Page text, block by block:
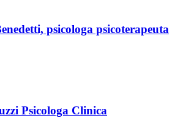
psicologa psicoterapeuta
Psicologa Clinica